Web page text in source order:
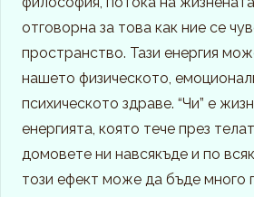
отговорна за това как ние се
пространство. Тази енергия
нашето физическото,
психическото здраве. “Чи” е
енергията, която тече през
домовете ни навсякъде и по
този ефект може да бъде много